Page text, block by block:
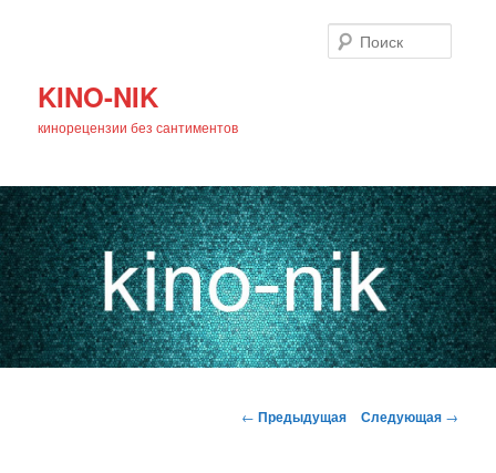
KINO-NIK
кинорецензии без сантиментов
Навигация
← Предыдущая Следующая →